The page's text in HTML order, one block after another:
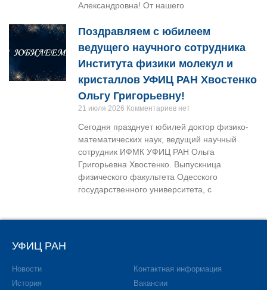
Александровна! От нашего
Поздравляем с юбилеем
ведущего научного сотрудника
Института физики молекул и
кристаллов УФИЦ РАН Хвостенко
Ольгу Григорьевну!
21 июля 2026 Комментариев нет
Сегодня празднует юбилей доктор физико-
математических наук, ведущий научный
сотрудник ИФМК УФИЦ РАН Ольга
Григорьевна Хвостенко. Выпускница
физического факультета Одесского
государственного университета, с
УФИЦ РАН
Новости
История
Контактная информация
Вакансии